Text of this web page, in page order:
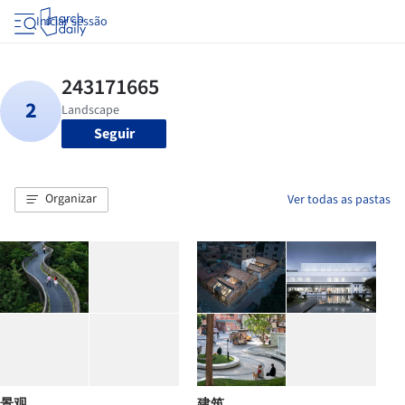
Iniciar sessão
Seguir
Organizar Ver todas as pastas